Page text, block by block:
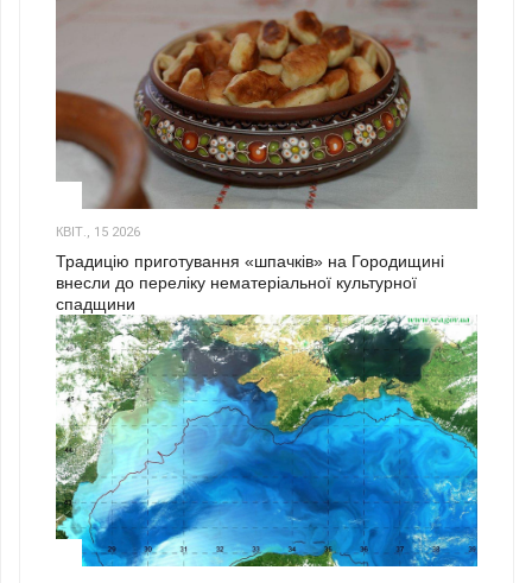
КВІТ., 15 2026
Традицію приготування «шпачків» на Городищині
внесли до переліку нематеріальної культурної
спадщини